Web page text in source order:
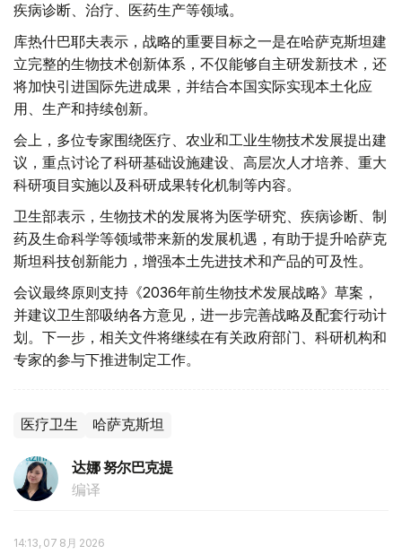
疾病诊断、治疗、医药生产等领域。
库热什巴耶夫表示，战略的重要目标之一是在哈萨克斯坦建
立完整的生物技术创新体系，不仅能够自主研发新技术，还
将加快引进国际先进成果，并结合本国实际实现本土化应
用、生产和持续创新。
会上，多位专家围绕医疗、农业和工业生物技术发展提出建
议，重点讨论了科研基础设施建设、高层次人才培养、重大
科研项目实施以及科研成果转化机制等内容。
卫生部表示，生物技术的发展将为医学研究、疾病诊断、制
药及生命科学等领域带来新的发展机遇，有助于提升哈萨克
斯坦科技创新能力，增强本土先进技术和产品的可及性。
会议最终原则支持《2036年前生物技术发展战略》草案，
并建议卫生部吸纳各方意见，进一步完善战略及配套行动计
划。下一步，相关文件将继续在有关政府部门、科研机构和
专家的参与下推进制定工作。
医疗卫生 哈萨克斯坦
达娜 努尔巴克提
编译
14:13, 07 8月 2026